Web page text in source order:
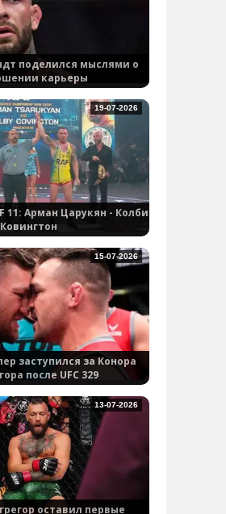
поделился мыслями о
карьеры
11: Арман Царукян - Колби
Ковингтон
19-07-2026
заступился за Конора
после UFC 329
15-07-2026
оставил первые
13-07-2026